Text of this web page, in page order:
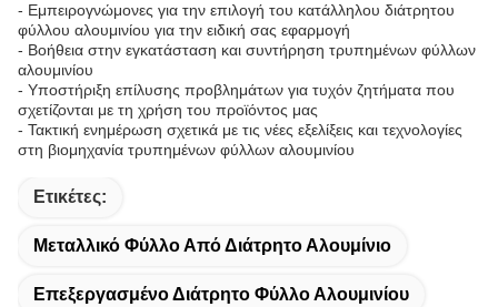
- Εμπειρογνώμονες για την επιλογή του κατάλληλου διάτρητου
φύλλου αλουμινίου για την ειδική σας εφαρμογή
- Βοήθεια στην εγκατάσταση και συντήρηση τρυπημένων φύλλων
αλουμινίου
- Υποστήριξη επίλυσης προβλημάτων για τυχόν ζητήματα που
σχετίζονται με τη χρήση του προϊόντος μας
- Τακτική ενημέρωση σχετικά με τις νέες εξελίξεις και τεχνολογίες
στη βιομηχανία τρυπημένων φύλλων αλουμινίου
Ετικέτες:
Μεταλλικό Φύλλο Από Διάτρητο Αλουμίνιο
Επεξεργασμένο Διάτρητο Φύλλο Αλουμινίου